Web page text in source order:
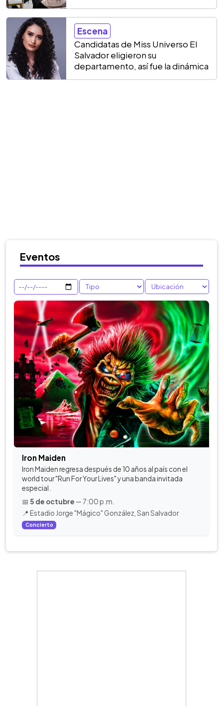
Escena
Candidatas de Miss Universo El
Salvador eligieron su
departamento, así fue la dinámica
Eventos
Iron Maiden
Iron Maiden regresa después de 10 años al país con el
world tour "Run For Your Lives" y una banda invitada
especial.
📅 5 de octubre — 7:00 p.m.
📍 Estadio Jorge "Mágico" González, San Salvador
Concierto